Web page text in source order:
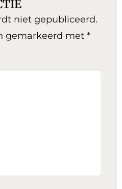
niet gepubliceerd.
gemarkeerd met *